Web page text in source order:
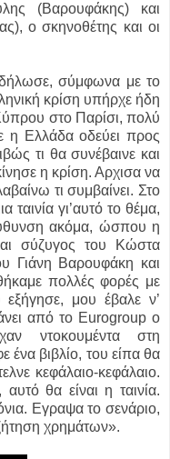
(Βαρουφάκης) και
ο σκηνοθέτης και οι
σύμφωνα με το
κρίση υπήρχε ήδη
στο Παρίσι, πολύ
η Ελλάδα οδεύει προς
τι θα συνέβαινε και
η κρίση. Αρχισα να
τι συμβαίνει. Στο
ταινία γι’αυτό το θέμα,
ακόμα, ώσπου η
σύζυγος του Κώστα
Γιάνη Βαρουφάκη και
πολλές φορές με
μου έβαλε ν’
από το Eurogroup ο
ντοκουμέντα στη
ένα βιβλίο, του είπα θα
κεφάλαιο-κεφάλαιο.
θα είναι η ταινία.
Εγραψα το σενάριο,
χρημάτων».